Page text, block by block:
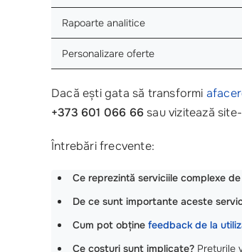
Rapoarte analitice
Personalizare oferte
Dacă ești gata să transformi
+373 601 066 66sau vizitează
Întrebări frecvente:
Ce reprezintă serviciile complexe
De ce sunt importante aceste
Cum pot obține feedback de la
Ce costuri sunt implicate? Prețurile